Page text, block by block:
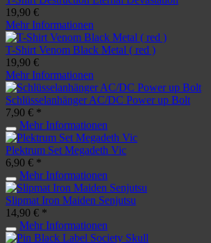
19,90 €
Mehr Informationen
T-Shirt Venom Black Metal ( red )
19,90 €
Mehr Informationen
Schlüsselanhänger AC/DC Power up Bolt
7,90 € *
Mehr Informationen
Plektrum Set Megadeth Vic
6,90 € *
Mehr Informationen
Slipmat Iron Maiden Senjutsu
14,90 € *
Mehr Informationen